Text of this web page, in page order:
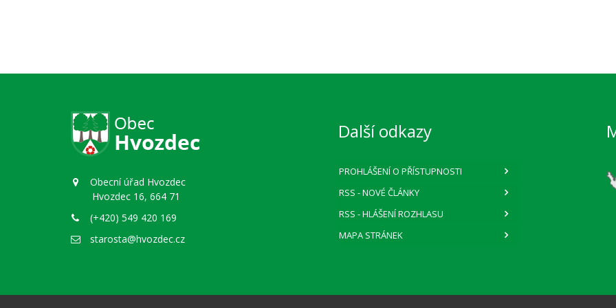
Obecní úřad Hvozdec
Hvozdec 16, 664 71
(+420) 549 420 169
starosta@hvozdec.cz
Další odkazy
PROHLÁŠENÍ O PŘÍSTUPNOSTI
RSS - NOVÉ ČLÁNKY
RSS - HLÁŠENÍ ROZHLASU
MAPA STRÁNEK